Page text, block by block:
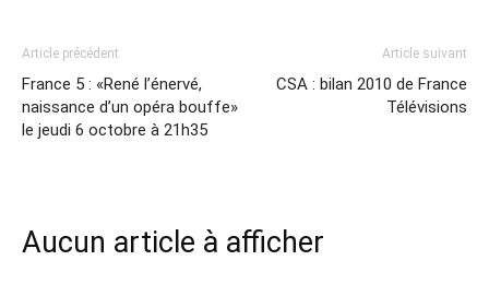
Article précédent
France 5 : «René l’énervé,
naissance d’un opéra bouffe»
le jeudi 6 octobre à 21h35
Article suivant
CSA : bilan 2010 de France
Télévisions
Aucun article à afficher